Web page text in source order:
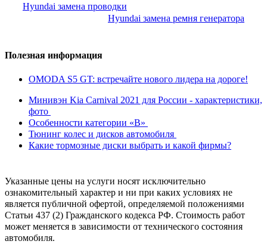
Hyundai замена проводки
Hyundai замена ремня генератора
Полезная информация
OMODA S5 GT: встречайте нового лидера на дороге!
Минивэн Kia Carnival 2021 для России - характеристики,
фото
Особенности категории «B»
Тюнинг колес и дисков автомобиля
Какие тормозные диски выбрать и какой фирмы?
Указанные цены на услуги носят исключительно
ознакомительный характер и ни при каких условиях не
является публичной офертой, определяемой положениями
Статьи 437 (2) Гражданского кодекса РФ. Стоимость работ
может меняется в зависимости от технического состояния
автомобиля.